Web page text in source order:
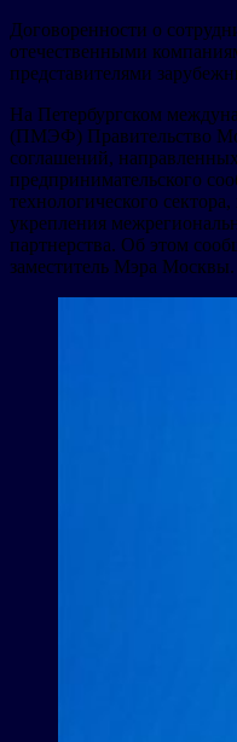
Договоренности о
отечественными
представителями
На Петербургском
(ПМЭФ) Правительство
соглашений,
предпринимательского
технологического
укрепления
партнерства. Об этом
заместитель Мэра Москвы.